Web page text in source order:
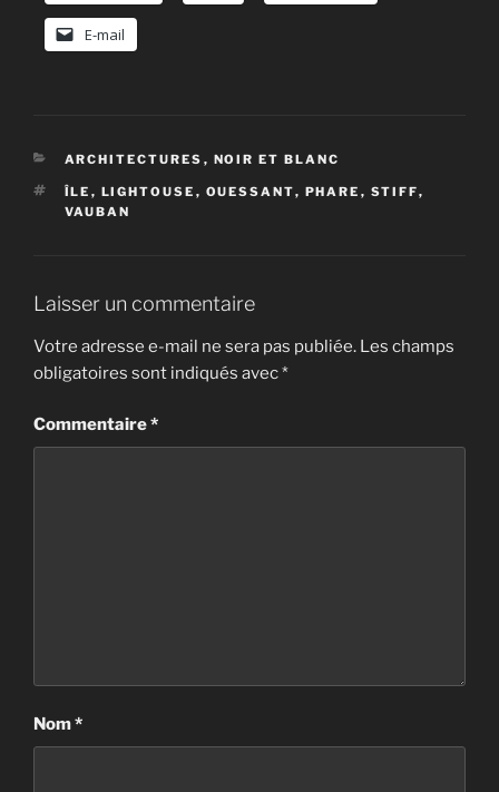
E-mail
CATÉGORIES
ARCHITECTURES , NOIR ET BLANC
ÉTIQUETTES
ÎLE , LIGHTOUSE , OUESSANT, PHARE , STIFF,
VAUBAN
Laisser un commentaire
Votre adresse e-mail ne sera pas publiée. Les champs
obligatoires sont indiqués avec*
Commentaire*
Nom*